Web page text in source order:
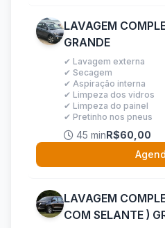
LAVAGEM
GRANDE
✔ Lavagem externa
✔ Secagem
✔ Aspiração interna
✔ Limpeza dos vidros
✔ Limpeza do painel
✔ Pretinho nos pneus
45 minR$60,00
LAVAGEM
COM SELANTE )